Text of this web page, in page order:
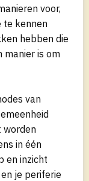
voor,
te kennen
hebben die
manier is om
van
worden
in één
en inzicht
je periferie